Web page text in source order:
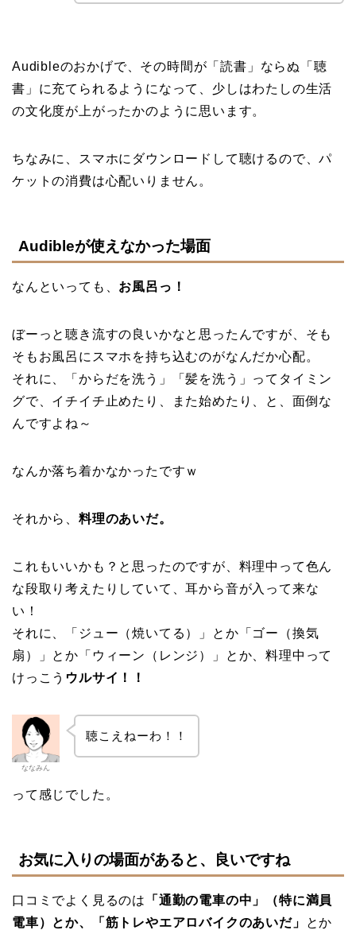
Audibleのおかげで、その時間が「読書」ならぬ「聴
書」に充てられるようになって、少しはわたしの生活
の文化度が上がったかのように思います。
ちなみに、スマホにダウンロードして聴けるので、パ
ケットの消費は心配いりません。
Audibleが使えなかった場面
なんといっても、 お風呂っ！
ぼーっと聴き流すの良いかなと思ったんですが、そも
そもお風呂にスマホを持ち込むのがなんだか心配。
それに、「からだを洗う」「髪を洗う」ってタイミン
グで、イチイチ止めたり、また始めたり、と、面倒な
んですよね～
なんか落ち着かなかったですｗ
それから、 料理のあいだ。
これもいいかも？と思ったのですが、料理中って色ん
な段取り考えたりしていて、耳から音が入って来な
い！
それに、「ジュー（焼いてる）」とか「ゴー（換気
扇）」とか「ウィーン（レンジ）」とか、料理中って
けっこう ウルサイ！！
ななみん
聴こえねーわ！！
って感じでした。
お気に入りの場面があると、良いですね
口コミでよく見るのは
「通勤の電車の中」（特に満員
電車）とか、「筋トレやエアロバイクのあいだ」
とか